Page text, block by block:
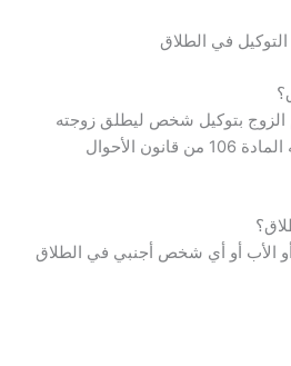
في الطلاق
الزوج بتوكيل شخص ليطلق زوجته
نيابة عنه وفق ما نصت عليه المادة 106 من قانون الأحوال
أو الأب أو أي شخص أجنبي في الطلاق